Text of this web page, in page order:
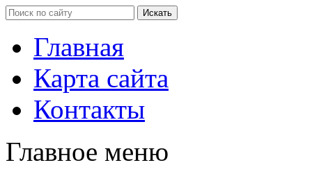
Главная
Карта сайта
Контакты
Главное меню